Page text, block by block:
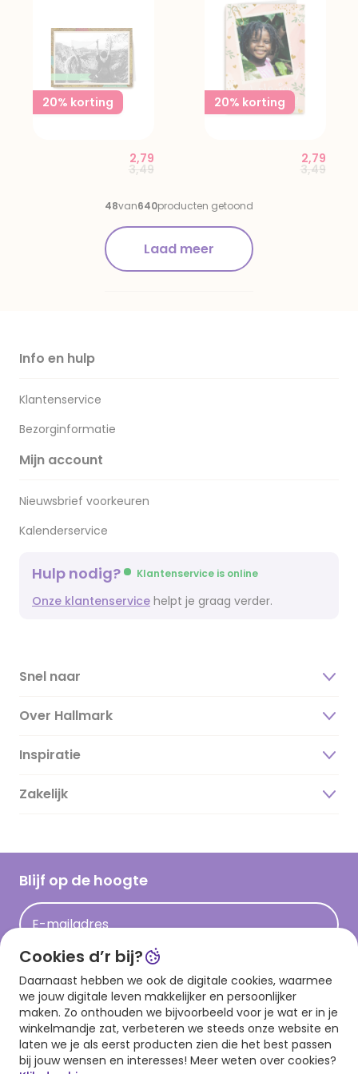
20% korting
Price reduced from
3,49to
2,79
20% korting
Price
3,49to
2,79
48van640producten getoond
Laad meer
Info en hulp
Klantenservice
Bezorginformatie
Mijn account
Nieuwsbrief voorkeuren
Kalenderservice
Hulp nodig? Klantenservice is online
Onze klantenservice helpt je graag verder.
Snel naar
Over Hallmark
Over ons
Duurzaamheid
Hallmark Kaartclub
Acties
Inspiratie
Magazine
Cadeau inspiratie
Op kamp gedichten en versjes
Leuke en grappige op kamp teksten
Zakelijk
Blijf op de hoogte
E-mailadres
Aanmelden
Download onze app
Cookies d’r bij?
Daarnaast hebben we ook de digitale cookies, waarmee
we jouw digitale leven makkelijker en persoonlijker
maken. Zo onthouden we bijvoorbeeld voor je wat er in je
winkelmandje zat, verbeteren we steeds onze website en
laten we je als eerst producten zien die het best passen
bij jouw wensen en interesses! Meer weten over cookies?